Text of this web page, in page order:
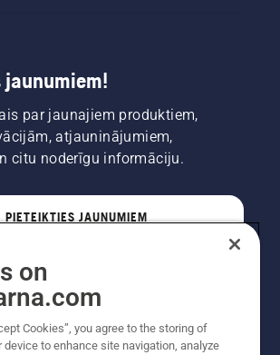
par jaunajiem produktiem,
atjauninājumiem,
citu noderīgu informāciju.
PIETEIKTIES JAUNUMIEM
on
Cookies”, you agree to the storing of
device to enhance site navigation, analyze